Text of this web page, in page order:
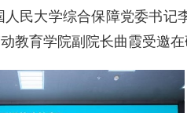
民大学综合保障党委书记
教育学院副院长曲霞受邀在